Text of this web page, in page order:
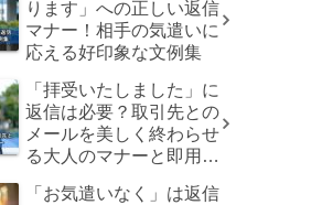
ります」への正しい返信
マナー！相手の気遣いに
応える好印象な文例集
「拝受いたしました」に
返信は必要？取引先との
メールを美しく終わらせ
る大人のマナーと即用文
「お気遣いなく」は返信